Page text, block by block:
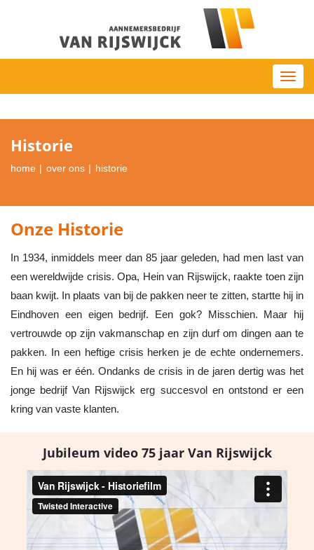
Historie
home over ons historie
Onze Historie
In 1934, inmiddels meer dan 85 jaar geleden, had men last van
een wereldwijde crisis. Opa, Hein van Rijswijck, raakte toen zijn
baan kwijt. In plaats van bij de pakken neer te zitten, startte hij in
Eindhoven een eigen bedrijf. Een gok? Misschien. Maar hij
vertrouwde op zijn vakmanschap en zijn durf om dingen aan te
pakken. In een heftige crisis herken je de echte ondernemers.
En hij was er één. Ondanks de crisis in de jaren dertig was het
jonge bedrijf Van Rijswijck erg succesvol en ontstond er een
kring van vaste klanten.
Jubileum video 75 jaar Van Rijswijck